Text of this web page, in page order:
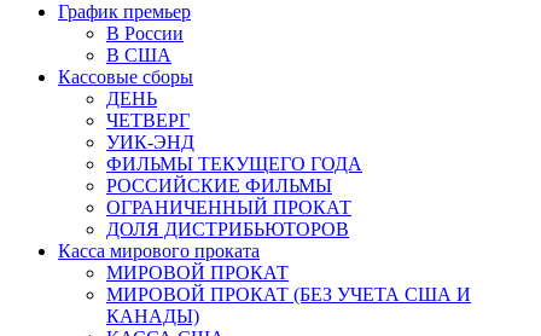
График премьер
В России
В США
Кассовые сборы
ДЕНЬ
ЧЕТВЕРГ
УИК-ЭНД
ФИЛЬМЫ ТЕКУЩЕГО ГОДА
РОССИЙСКИЕ ФИЛЬМЫ
ОГРАНИЧЕННЫЙ ПРОКАТ
ДОЛЯ ДИСТРИБЬЮТОРОВ
Касса мирового проката
МИРОВОЙ ПРОКАТ
МИРОВОЙ ПРОКАТ (БЕЗ УЧЕТА США И
КАНАДЫ)